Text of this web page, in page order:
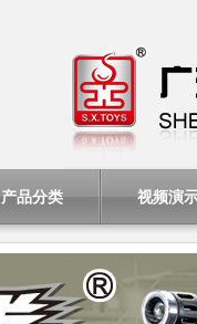
产品分类 视频演